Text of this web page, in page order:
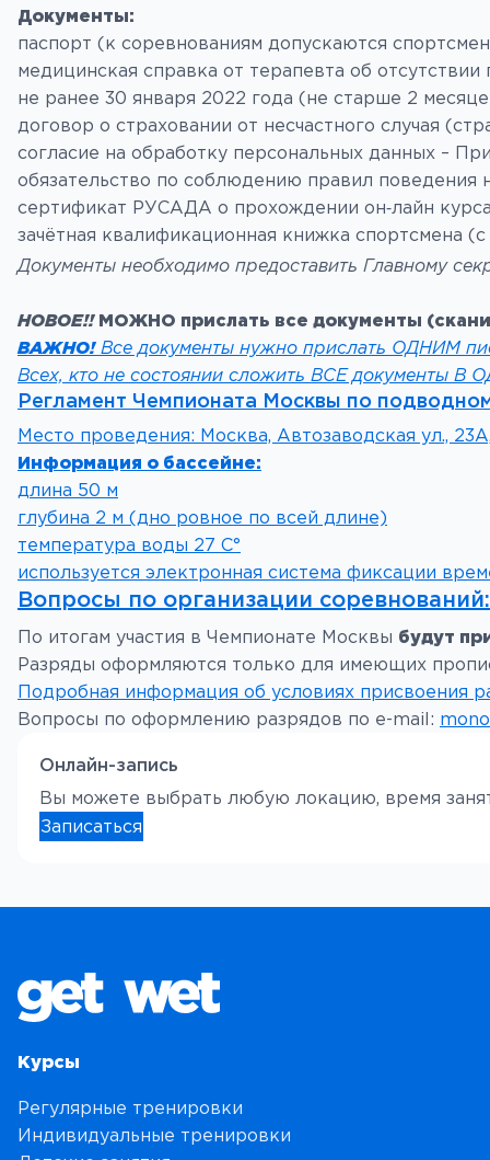
Документы:
паспорт (к соревнованиям допускаются
медицинская справка от терапевта об
не ранее 30 января 2022 года (не старше 2
договор о страховании от несчастного случая
согласие на обработку персональных данных –
обязательство по соблюдению правил поведения
сертификат РУСАДА о прохождении он‑лайн
зачётная квалификационная книжка спортсмена
Документы необходимо предоставить Главному
НОВОЕ!! МОЖНО прислать все документы
ВАЖНО!Все документы нужно прислать ОДНИМ
Всех, кто не состоянии сложить ВСЕ документы В
Регламент Чемпионата Москвы по
Место проведения: Москва, Автозаводская ул.,
Информация о бассейне:
длина 50 м
глубина 2 м (дно ровное по всей длине)
температура воды 27 С°
используется электронная система фиксации
Вопросы по организации
По итогам участия в Чемпионате Москвы будут
Разряды оформляются только для имеющих
Подробная информация об условиях присвоения
Вопросы по оформлению разрядов по e-mail:
Онлайн-запись
Вы можете выбрать любую локацию, время
Записаться
Курсы
Регулярные тренировки
Индивидуальные тренировки